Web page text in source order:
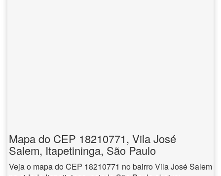
Mapa do CEP 18210771, Vila José
Salem, Itapetininga, São Paulo
Veja o mapa do CEP 18210771 no bairro Vila José Salem